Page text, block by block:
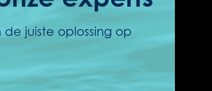
juiste oplossing op